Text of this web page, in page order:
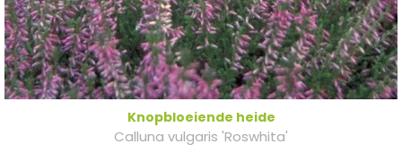
Knopbloeiende heide
Calluna vulgaris 'Roswhita'